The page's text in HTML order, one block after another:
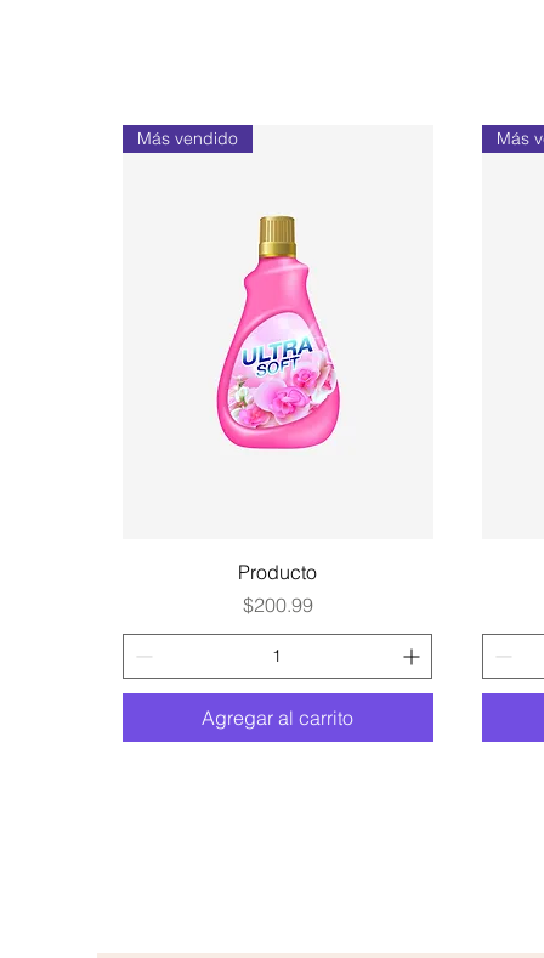
Vista rápida
Más vendido
Producto
Precio
$200.99
Agregar al carrito
Más